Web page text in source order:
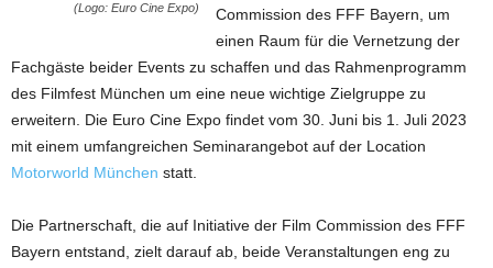
(Logo: Euro Cine Expo)
Commission des FFF Bayern, um
einen Raum für die Vernetzung der
Fachgäste beider Events zu schaffen und das Rahmenprogramm
des Filmfest München um eine neue wichtige Zielgruppe zu
erweitern. Die Euro Cine Expo findet vom 30. Juni bis 1. Juli 2023
mit einem umfangreichen Seminarangebot auf der Location
Motorworld München statt.
Die Partnerschaft, die auf Initiative der Film Commission des FFF
Bayern entstand, zielt darauf ab, beide Veranstaltungen eng zu